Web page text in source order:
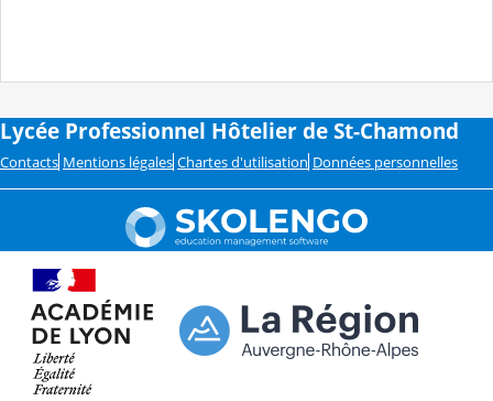
Lycée Professionnel Hôtelier de St-Chamond
Contacts Mentions légales Chartes d'utilisation Données personnelles